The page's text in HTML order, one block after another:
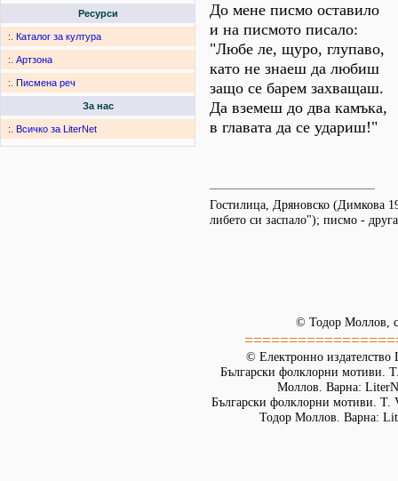
Ресурси
:. Каталог за култура
:. Артзона
:. Писмена реч
За нас
:. Всичко за LiterNet
До мене писмо оставило
и на писмото писало:
"Любе ле, щуро, глупаво,
като не знаеш да любиш
защо се барем захващаш.
Да вземеш до два камъка,
в главата да се удариш!"
Гостилица, Дряновско (Димкова
либето си заспало"); писмо -
© Тодор Моллов,
© Електронно издателство
Български фолклорни мотиви.
Моллов. Варна:
Български фолклорни мотиви. Т.
Тодор Моллов. Варна: